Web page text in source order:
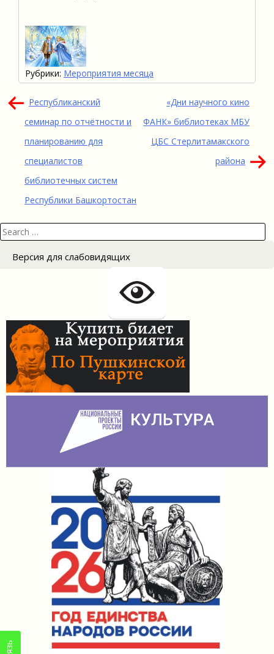
Рубрики: Мероприятия месяца
Навигация
по
Республиканский
семинар по отчётности и
планированию для
специалистов
библиотечных систем
Республики Башкортостан
«Дни научного кино
ФАНК» библиотеках МБУ
ЦБС Стерлитамакского
района
Search
for:
Версия для слабовидящих